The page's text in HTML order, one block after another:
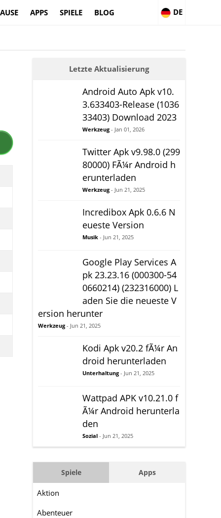
APPS SPIELE BLOG DE
Letzte Aktualisierung
Android Auto Apk v10.
3.633403-Release (1036
33403) Download 2023
Werkzeug - Jan 01, 2026
Twitter Apk v9.98.0 (299
80000) FÃ¼r Android h
erunterladen
Werkzeug - Jun 21, 2025
Incredibox Apk 0.6.6 N
eueste Version
Musik - Jun 21, 2025
Google Play Services A
pk 23.23.16 (000300-54
0660214) (232316000) L
aden Sie die neueste V
ersion herunter
Werkzeug - Jun 21, 2025
Kodi Apk v20.2 fÃ¼r An
droid herunterladen
Unterhaltung - Jun 21, 2025
Wattpad APK v10.21.0 f
Ã¼r Android herunterla
den
Sozial - Jun 21, 2025
Spiele Apps
Aktion
Abenteuer